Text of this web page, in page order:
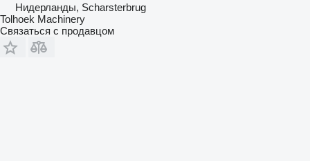
Нидерланды, Scharsterbrug
Tolhoek Machinery
Связаться с продавцом